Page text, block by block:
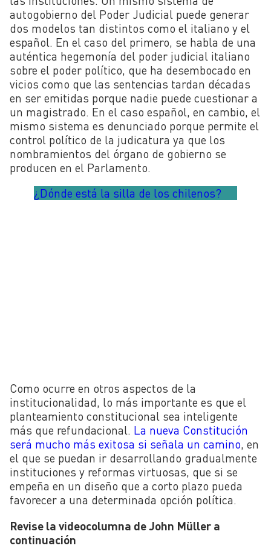
autogobierno del Poder Judicial puede generar
dos modelos tan distintos como el italiano y el
español. En el caso del primero, se habla de una
auténtica hegemonía del poder judicial italiano
sobre el poder político, que ha desembocado en
vicios como que las sentencias tardan décadas
en ser emitidas porque nadie puede cuestionar a
un magistrado. En el caso español, en cambio, el
mismo sistema es denunciado porque permite el
control político de la judicatura ya que los
nombramientos del órgano de gobierno se
producen en el Parlamento.
¿Dónde está la silla de los chilenos?
Como ocurre en otros aspectos de la
institucionalidad, lo más importante es que el
planteamiento constitucional sea inteligente
más que refundacional. La nueva Constitución
será mucho más exitosa si señala un camino, en
el que se puedan ir desarrollando gradualmente
instituciones y reformas virtuosas, que si se
empeña en un diseño que a corto plazo pueda
favorecer a una determinada opción política.
Revise la videocolumna de John Müller a
continuación